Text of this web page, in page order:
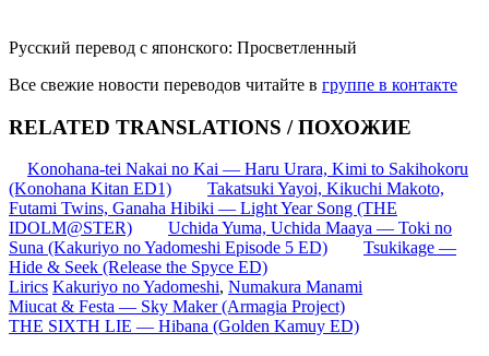
Русский перевод с японского: Просветленный
Все свежие новости переводов читайте в группе в контакте
RELATED TRANSLATIONS / ПОХОЖИЕ
Konohana-tei Nakai no Kai — Haru Urara, Kimi to Sakihokoru
(Konohana Kitan ED1)
Takatsuki Yayoi, Kikuchi Makoto,
Futami Twins, Ganaha Hibiki — Light Year Song (THE
IDOLM@STER)
Uchida Yuma, Uchida Maaya — Toki no
Suna (Kakuriyo no Yadomeshi Episode 5 ED)
Tsukikage —
Hide & Seek (Release the Spyce ED)
Lirics Kakuriyo no Yadomeshi, Numakura Manami
Запись
навигация
Miucat & Festa — Sky Maker (Armagia Project)
THE SIXTH LIE — Hibana (Golden Kamuy ED)